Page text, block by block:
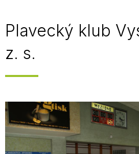
Plavecký klub
z. s.